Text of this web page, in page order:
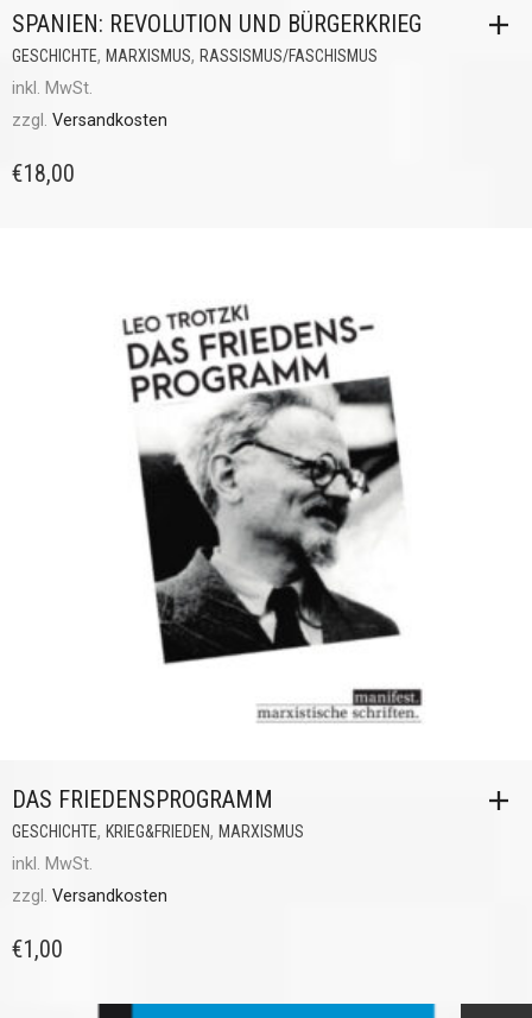
SPANIEN: REVOLUTION UND BÜRGERKRIEG
GESCHICHTE, MARXISMUS, RASSISMUS/FASCHISMUS
inkl. MwSt.
zzgl. Versandkosten
€18,00
DAS FRIEDENSPROGRAMM
GESCHICHTE, KRIEG&FRIEDEN, MARXISMUS
inkl. MwSt.
zzgl. Versandkosten
€1,00